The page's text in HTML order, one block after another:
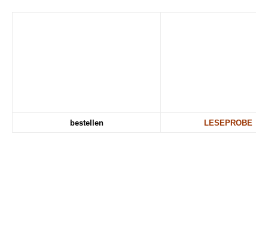
bestellen LESEPROBE